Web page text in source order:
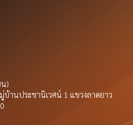
)
านประชานิเวศน์ 1 แขวงลาดยาว